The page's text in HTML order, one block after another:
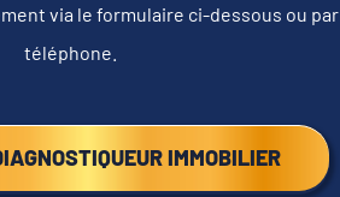
via le formulaire ci-dessous ou par
téléphone.
IMMOBILIER